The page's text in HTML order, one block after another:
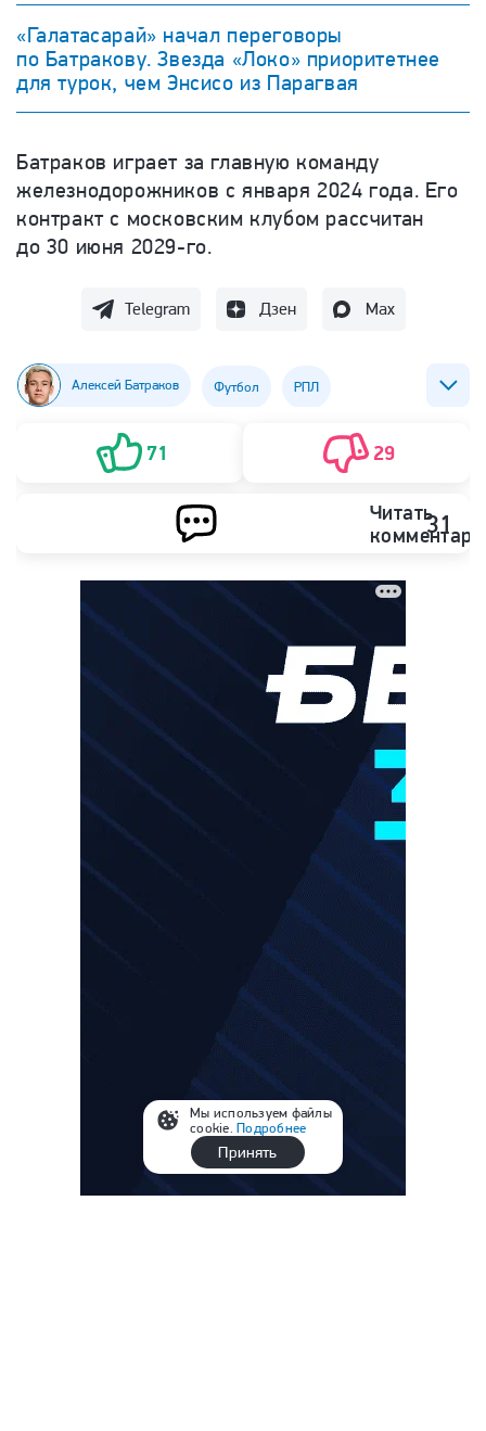
«Галатасарай» начал переговоры
по Батракову. Звезда «Локо» приоритетнее
для турок, чем Энсисо из Парагвая
Батраков играет за главную команду
железнодорожников с января 2024 года. Его
контракт с московским клубом рассчитан
до 30 июня 2029-го.
Telegram Дзен Max
Алексей Батраков Футбол РПЛ
ФК Галатасарай ФК Локомотив (Москва)
71 29
Читать31
Мы используем файлы
cookie.Подробнее
Принять